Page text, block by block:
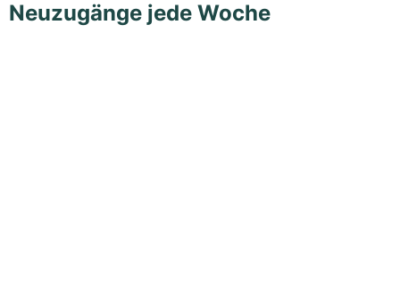
Neuzugänge jede Woche